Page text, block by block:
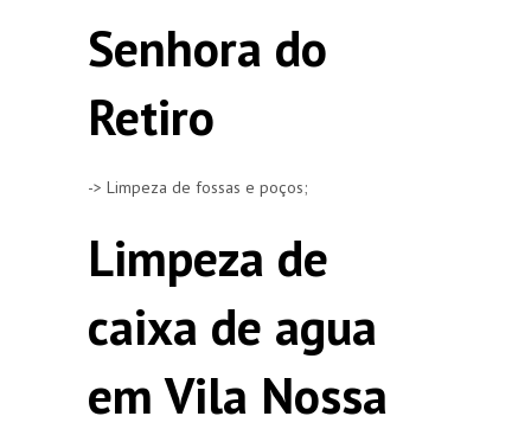
Senhora do
Retiro
-> Limpeza de fossas e poços;
Limpeza de
caixa de agua
em Vila Nossa